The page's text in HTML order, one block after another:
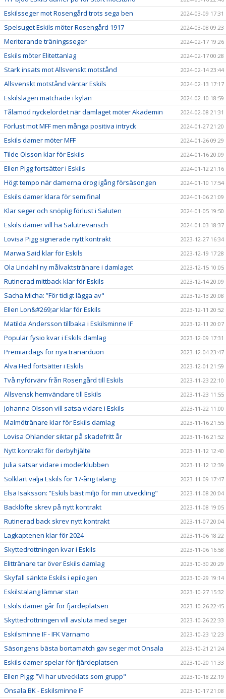
Eskilsseger mot Rosengård trots sega ben 2024-03-09 17:31
Spelsuget Eskils möter Rosengård 1917 2024-03-08 09:23
Meriterande träningsseger 2024-02-17 19:26
Eskils möter Elitettanlag 2024-02-17 00:28
Stark insats mot Allsvenskt motstånd 2024-02-14 23:44
Allsvenskt motstånd väntar Eskils 2024-02-13 17:17
Eskilslagen matchade i kylan 2024-02-10 18:59
Tålamod nyckelordet när damlaget möter Akademin 2024-02-08 21:31
Förlust mot MFF men många positiva intryck 2024-01-27 21:20
Eskils damer möter MFF 2024-01-26 09:29
Tilde Olsson klar för Eskils 2024-01-16 20:09
Ellen Pigg fortsätter i Eskils 2024-01-12 21:16
Högt tempo när damerna drog igång försäsongen 2024-01-10 17:54
Eskils damer klara för semifinal 2024-01-06 21:09
Klar seger och snöplig förlust i Saluten 2024-01-05 19:50
Eskils damer vill ha Salutrevansch 2024-01-03 18:37
Lovisa Pigg signerade nytt kontrakt 2023-12-27 16:34
Marwa Said klar för Eskils 2023-12-19 17:28
Ola Lindahl ny målvaktstränare i damlaget 2023-12-15 10:05
Rutinerad mittback klar för Eskils 2023-12-14 20:09
Sacha Micha: ”För tidigt lägga av" 2023-12-13 20:08
Ellen Lon&#269;ar klar för Eskils 2023-12-11 20:52
Matilda Andersson tillbaka i Eskilsminne IF 2023-12-11 20:07
Populär fysio kvar i Eskils damlag 2023-12-09 17:31
Premiärdags för nya tränarduon 2023-12-04 23:47
Alva Hed fortsätter i Eskils 2023-12-01 21:59
Två nyförvärv från Rosengård till Eskils 2023-11-23 22:10
Allsvensk hemvändare till Eskils 2023-11-23 11:55
Johanna Olsson vill satsa vidare i Eskils 2023-11-22 11:00
Malmötränare klar för Eskils damlag 2023-11-16 21:55
Lovisa Ohlander siktar på skadefritt år 2023-11-16 21:52
Nytt kontrakt för derbyhjälte 2023-11-12 12:40
Julia satsar vidare i moderklubben 2023-11-12 12:39
Solklart välja Eskils för 17-årig talang 2023-11-09 17:47
Elsa Isaksson: ”Eskils bäst miljö för min utveckling" 2023-11-08 20:04
Backlöfte skrev på nytt kontrakt 2023-11-08 19:05
Rutinerad back skrev nytt kontrakt 2023-11-07 20:04
Lagkaptenen klar för 2024 2023-11-06 18:22
Skyttedrottningen kvar i Eskils 2023-11-06 16:58
Elittränare tar över Eskils damlag 2023-10-30 20:29
Skyfall sänkte Eskils i epilogen 2023-10-29 19:14
Eskilstalang lämnar stan 2023-10-27 15:32
Eskils damer går för fjärdeplatsen 2023-10-26 22:45
Skyttedrottningen vill avsluta med seger 2023-10-26 22:33
Eskilsminne IF - IFK Värnamo 2023-10-23 12:23
Säsongens bästa bortamatch gav seger mot Onsala 2023-10-21 21:24
Eskils damer spelar för fjärdeplatsen 2023-10-20 11:33
Ellen Pigg: ”Vi har utvecklats som grupp" 2023-10-18 22:19
Onsala BK - Eskilsminne IF 2023-10-17 21:08